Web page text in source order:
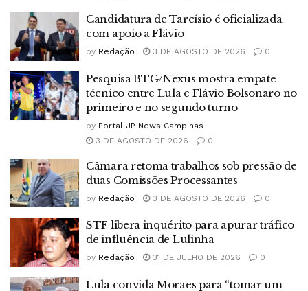
Candidatura de Tarcísio é oficializada
com apoio a Flávio
by Redação 3 DE AGOSTO DE 2026 0
Pesquisa BTG/Nexus mostra empate
técnico entre Lula e Flávio Bolsonaro no
primeiro e no segundo turno
by Portal JP News Campinas
3 DE AGOSTO DE 2026
0
Câmara retoma trabalhos sob pressão de
duas Comissões Processantes
by Redação 3 DE AGOSTO DE 2026 0
STF libera inquérito para apurar tráfico
de influência de Lulinha
by Redação 31 DE JULHO DE 2026 0
Lula convida Moraes para “tomar um